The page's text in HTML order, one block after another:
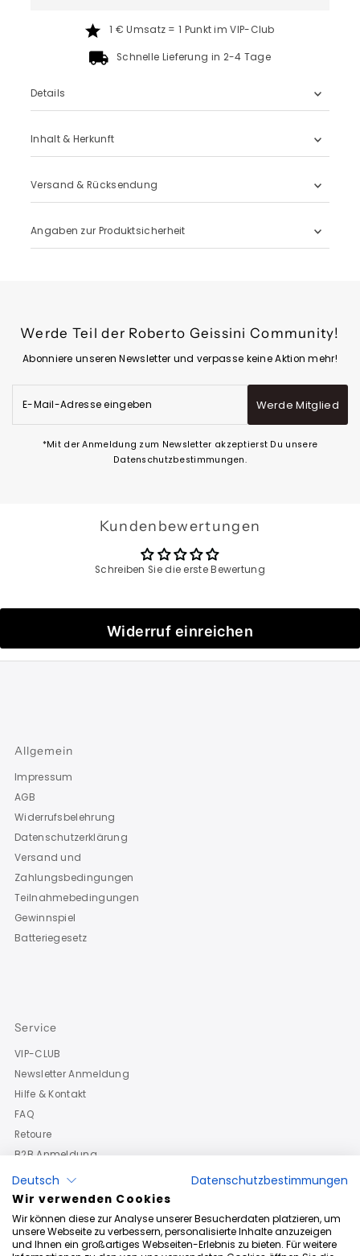
1 € Umsatz = 1 Punkt im VIP-Club
Schnelle Lieferung in 2-4 Tage
Details
Inhalt & Herkunft
Versand & Rücksendung
Angaben zur Produktsicherheit
Werde Teil der Roberto Geissini Community!
Abonniere unseren Newsletter und verpasse keine Aktion mehr!
Mail-
Adresse
Werde Mitglied
*Mit der Anmeldung zum Newsletter akzeptierst Du unsere
Datenschutzbestimmungen.
Kundenbewertungen
Schreiben Sie die erste Bewertung
Widerruf einreichen
Allgemein
Impressum
AGB
Widerrufsbelehrung
Datenschutzerklärung
Versand und
Zahlungsbedingungen
Teilnahmebedingungen
Gewinnspiel
Batteriegesetz
Service
VIP-CLUB
Newsletter Anmeldung
Hilfe & Kontakt
FAQ
Retoure
B2B Anmeldung
Deutsch
Datenschutzbestimmungen
Wir verwenden Cookies
Wir können diese zur Analyse unserer Besucherdaten platzieren, um
unsere Webseite zu verbessern, personalisierte Inhalte anzuzeigen
und Ihnen ein großartiges Webseiten-Erlebnis zu bieten. Für weitere